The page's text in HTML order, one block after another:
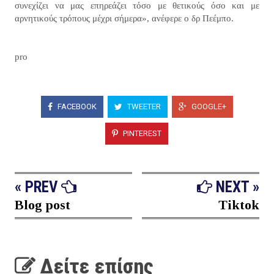
συνεχίζει να μας επηρεάζει τόσο με θετικούς όσο και με
αρνητικούς τρόπους μέχρι σήμερα», ανέφερε ο δρ Πεέμπο.
pro
FACEBOOK TWEETER GOOGLE+
PINTEREST
« PREV
Blog post
NEXT »
Tiktok
Δείτε επίσης